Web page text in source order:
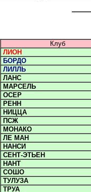
Клуб
ЛИОН
БОРДО
ЛИЛЛЬ
ЛАНС
МАРСЕЛЬ
ОСЕР
РЕНН
НИЦЦА
ПСЖ
МОНАКО
ЛЕ МАН
НАНСИ
СЕНТ-ЭТЬЕН
НАНТ
СОШО
ТУЛУЗА
ТРУА